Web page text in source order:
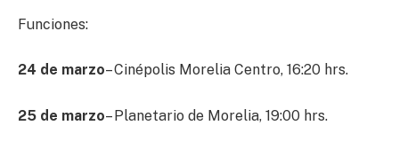
Funciones:
24 de marzo– Cinépolis Morelia Centro, 16:20 hrs.
25 de marzo– Planetario de Morelia, 19:00 hrs.